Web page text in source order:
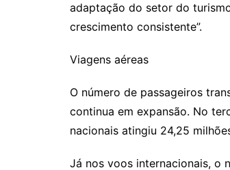
adaptação do setor do
crescimento consistente”.
Viagens aéreas
O número de passageiros
continua em expansão. No
nacionais atingiu 24,25
Já nos voos internacionais, o